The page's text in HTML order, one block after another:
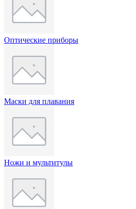
Оптические приборы
Маски для плавания
Ножи и мультитулы